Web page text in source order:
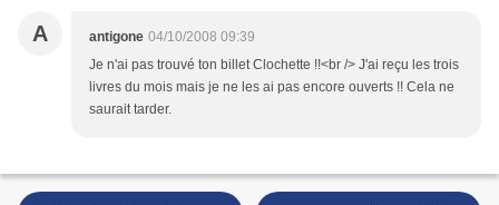
A antigone 04/10/2008 09:39
Je n'ai pas trouvé ton billet Clochette !!<br /> J'ai reçu les trois
livres du mois mais je ne les ai pas encore ouverts !! Cela ne
saurait tarder.